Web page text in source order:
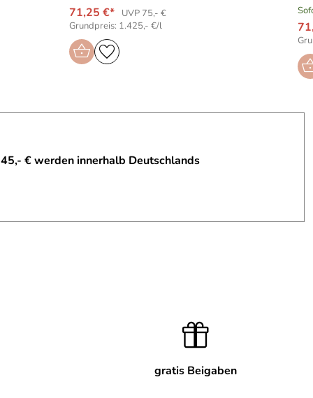
71,25 €*
UVP 75,- €
Grundpreis: 1.425,- €/l
€ werden innerhalb Deutschlands
gratis Beigaben